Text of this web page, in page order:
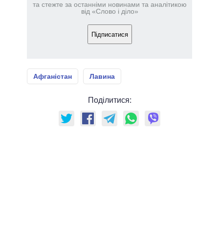
та стежте за останніми новинами та аналітикою
від «Слово і діло»
Підписатися
Афганістан Лавина
Поділитися: